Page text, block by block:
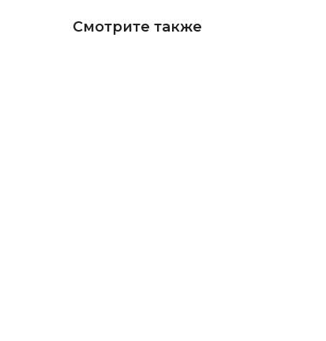
Смотрите также